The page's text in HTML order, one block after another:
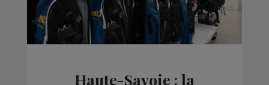
Haute-Savoie : la